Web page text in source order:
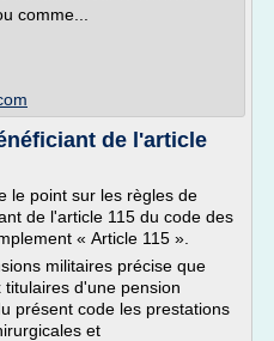
comme...
de l'article
le point sur les règles de
de l'article 115 du code des
« Article 115 ».
militaires précise que
d'une pension
présent code les prestations
et